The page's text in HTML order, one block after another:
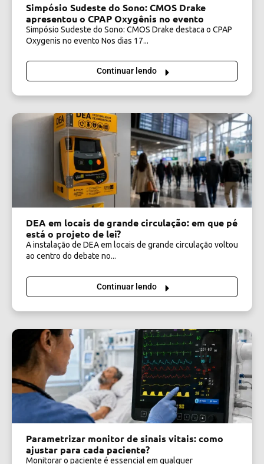
Simpósio Sudeste do Sono: CMOS Drake
apresentou o CPAP Oxygênis no evento
Simpósio Sudeste do Sono: CMOS Drake destaca o CPAP
Oxygenis no evento Nos dias 17...
Continuar lendo
DEA em locais de grande circulação: em que pé
está o projeto de lei?
A instalação de DEA em locais de grande circulação voltou
ao centro do debate no...
Continuar lendo
Parametrizar monitor de sinais vitais: como
ajustar para cada paciente?
Monitorar o paciente é essencial em qualquer